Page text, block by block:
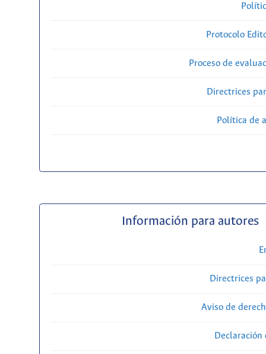
Protocolo
Proceso de
Directrices
Política de
Información para autores
Directrices
Aviso de